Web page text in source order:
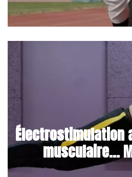
Électrostimulation
musculaire...